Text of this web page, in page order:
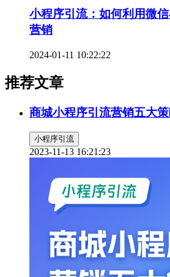
小程序引流：如何利用微
营销
2024-01-11 10:22:22
推荐文章
商城小程序引流营销五大
小程序引流
2023-11-13 16:21:23